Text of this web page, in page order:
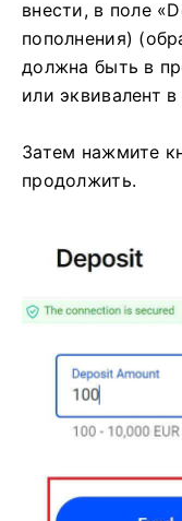
внести, в поле
пополнения)
должна быть в
или эквивалент
Затем нажмите
продолжить.